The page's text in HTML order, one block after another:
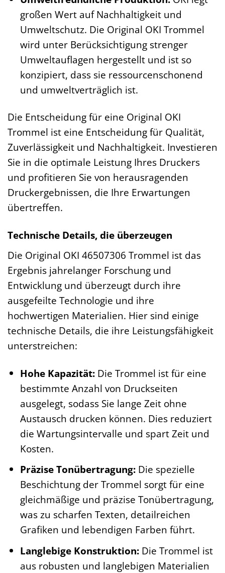
großen Wert auf Nachhaltigkeit und
Umweltschutz. Die Original OKI Trommel
wird unter Berücksichtigung strenger
Umweltauflagen hergestellt und ist so
konzipiert, dass sie ressourcenschonend
und umweltverträglich ist.
Die Entscheidung für eine Original OKI
Trommel ist eine Entscheidung für Qualität,
Zuverlässigkeit und Nachhaltigkeit. Investieren
Sie in die optimale Leistung Ihres Druckers
und profitieren Sie von herausragenden
Druckergebnissen, die Ihre Erwartungen
übertreffen.
Technische Details, die überzeugen
Die Original OKI 46507306 Trommel ist das
Ergebnis jahrelanger Forschung und
Entwicklung und überzeugt durch ihre
ausgefeilte Technologie und ihre
hochwertigen Materialien. Hier sind einige
technische Details, die ihre Leistungsfähigkeit
unterstreichen:
Hohe Kapazität:Die Trommel ist für eine
bestimmte Anzahl von Druckseiten
ausgelegt, sodass Sie lange Zeit ohne
Austausch drucken können. Dies reduziert
die Wartungsintervalle und spart Zeit und
Kosten.
Präzise Tonübertragung:Die spezielle
Beschichtung der Trommel sorgt für eine
gleichmäßige und präzise Tonübertragung,
was zu scharfen Texten, detailreichen
Grafiken und lebendigen Farben führt.
Langlebige Konstruktion:Die Trommel ist
aus robusten und langlebigen Materialien